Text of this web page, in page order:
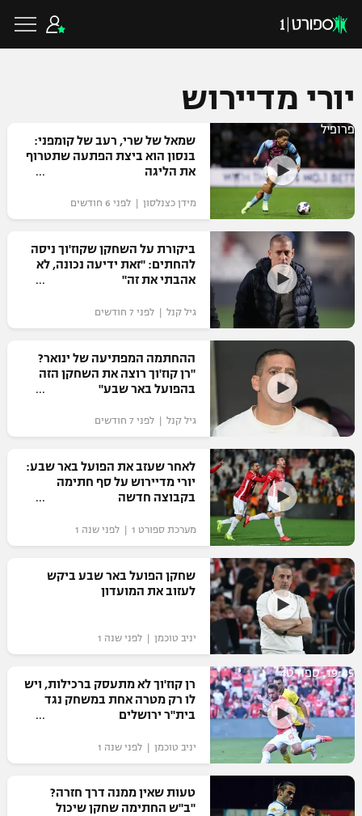
VOD
רץ ברשת
לוח שידורים
ברחבה
"מעל הליגה" – פודקאסט
"מחצית בשכונה" – פודקאסט
משתתפים וזוכים בפרסים
כדורגל ישראלי
ליגת העל
גביע הטוטו
ליגיונרים
גביע המדינה
נבחרת ישראל
מכבי חיפה
בית"ר ירושלים
מכבי תל אביב
הפועל תל אביב
הפועל חיפה
הפועל באר שבע
מכבי נתניה
בני יהודה
כדורגל עולמי
ליגת האלופות
ליגה אירופית
ליגה אנגלית
ליגה גרמנית
ליגה ספרדית
ליגה איטלקית
ליגה צרפתית
ליגה הולנדית
ליגה סינית
ליגה ברזילאית
ליגות נוספות
כדורסל ישראלי
ליגת ווינר סל
ליגה לאומית
כדורסל נשים
מכבי תל אביב
הפועל חולון
הפועל ירושלים
דני אבדיה
כדורסל עולמי
יורוקאפ
ענפים נוספים
טניס
כדוריד
כדורעף
שחייה
ג'ודו
אגרוף
ספורט אולימפי
UFC
היאבקות WWE
אופניים
ספורט מוטורי
יורי מדיירוש
פרופיל
שמאל של שרי, רעב של קומפני:
בנסון הוא ביצת הפתעה שתטרוף
את הליגה
מידן כצנלסון | לפני 6 חודשים
ביקורת על השחקן שקוז'וך ניסה
להחתים: "זאת ידיעה נכונה, לא
אהבתי את זה"
גיל קנל | לפני 7 חודשים
ההחתמה המפתיעה של ינואר?
"רן קוז'וך רוצה את השחקן הזה
בהפועל באר שבע"
גיל קנל | לפני 7 חודשים
לאחר שעזב את הפועל באר שבע:
יורי מדיירוש על סף חתימה
בקבוצה חדשה
מערכת ספורט 1 | לפני שנה 1
שחקן הפועל באר שבע ביקש
לעזוב את המועדון
יניב טוכמן | לפני שנה 1
19:45, ספורט4
רן קוז'וך לא מתעסק ברכילות, ויש
לו רק מטרה אחת במשחק נגד
בית"ר ירושלים
יניב טוכמן | לפני שנה 1
טעות שאין ממנה דרך חזרה?
"ב"ש החתימה שחקן שיכול